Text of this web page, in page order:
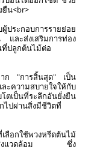
ยืน<br>
ประกอบการรายย่อย
ละส่งเสริมการท่อง
ที่ปลูกต้นไม้ต่อ
าก "การสิ้นสุด" เป็น
ความสบายใจให้กับ
ตเป็นที่ระลึกอันยั่งยืน
ไปผ่านสิ่งมีชีวิตที่
ลือกใช้พวงหรีดต้นไม้
ละสิ่งแวดล้อม ซึ่ง